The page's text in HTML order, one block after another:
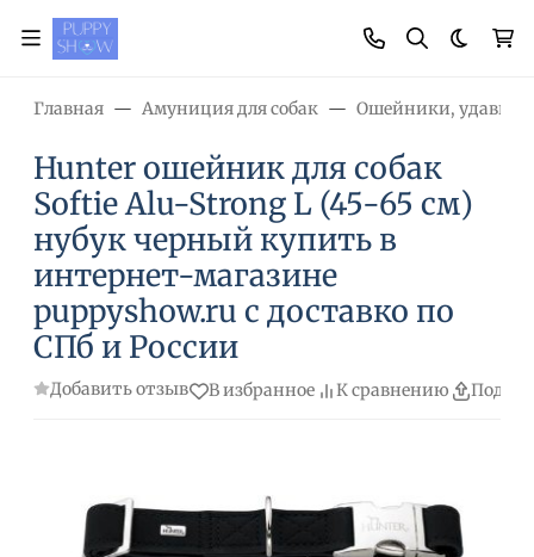
Главная Амуниция для собак Ошейники, удавки
Hunter ошейник для собак
Softie Alu-Strong L (45-65 см)
нубук черный купить в
интернет-магазине
puppyshow.ru с доставко по
СПб и России
Добавить отзыв В избранное К сравнению